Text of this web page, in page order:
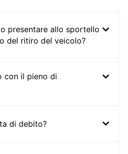
presentare allo sportello
del ritiro del veicolo?
con il pieno di
di debito?